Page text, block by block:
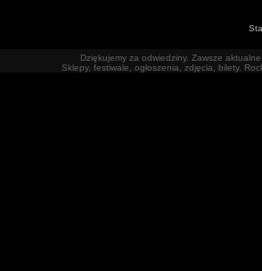
Dziękujemy za odwiedziny. Zawsze
Sklepy, festiwale, ogłoszenia, zdjęcia, bilety.